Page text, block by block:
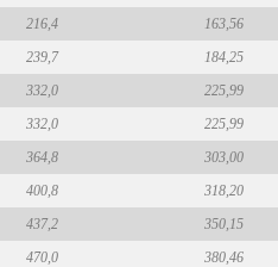
216,4
163,56
239,7
184,25
332,0
225,99
332,0
225,99
364,8
303,00
400,8
318,20
437,2
350,15
470,0
380,46